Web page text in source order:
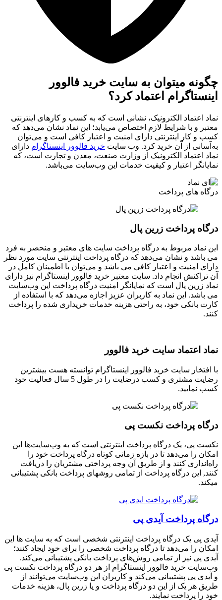
چگونه میتوان به سایت خرید فالوور
اینستاگرام اعتماد کرد؟
نماد اعتماد الکترونیک، نشانی است که به کسب و کارهای اینترنتی
معتبر و با شرایط لازم اختصاص می‌یابد؛ این نماد نشان می‌دهد که
کسب و کار اینترنتی دارای امنیت و اعتبار کافی است و می‌توان
به‌آسانی از آن خرید کرد. وب سایت خرید فالوور اینستاگرام دارای
نماد اعتماد الکترونیک از وزارت صنعت، معدن و تجارت است، که
نمایانگر اعتبار و کیفیت خدمات این وب‌سایت می‌باشد.
درگاه های پرداخت
درگاه پرداخت زرین پال
این نماد مربوط به درگاه‌ پرداخت سایت های معتبر و منحصر به فرد
می باشد و نشان می‌دهد که درگاه پرداخت اینترنتی سایت مورد نظر
دارای امنیت و اعتبار کافی می باشد و می‌توان با اطمینان کامل در
آن تراکنش انجام داد. سایت معتبر خرید فالوور اینستاگرام نیز دارای
نماد زرین پال است که نمایانگر امنیت درگاه پرداخت این وب‌سایت
می باشد. این نماد به کاربران عزیز اجازه می‌دهد که با استفاده از
کارت بانکی خود، به راحتی هزینه خدمات خریداری شده را پرداخت
کنند.
نماد اعتماد سایت خرید فالوور
با افتخار سایت خرید فالوور اینستاگرام توانسته هست بیشترین
رضایت مشتری و کسب درضایت را در طول 5 سال فعالیت خود
کسب نمایید.
درگاه پرداخت نکست پی
نکست پی، یک درگاه پرداخت اینترنتی است که به وب‌سایت‌ها این
امکان را می‌دهد تا در بازه زمانی کوتاه درگاه پرداخت خود را
راه‌اندازی کنند و از طریق آن وجه پرداختی مشتریان را دریافت
کنند, این درگاه پرداخت از تمامی روشهای پرداخت بانکی پشتیبانی
میکند.
درگاه پرداخت آیدی پی
آیدی پی یک درگاه پرداخت اینترنتی شخصی است که به سایت ها این
امکان را می‌دهد تا درگاه پرداخت شخصی را برای خود ایجاد کنند؛
آیدی پی نیز از تمامی روش‌های پرداخت بانکی پشتیبانی می‌کند.
وب‌سایت خرید فالوور اینستاگرام از هر دو درگاه پرداخت نکست پی
و آیدی پی پشتیبانی می‌کند و کاربران این وب‌سایت می‌توانند از
طریق هر یک از این دو درگاه پرداخت و یا زرین پال، هزینه خدمات
خود را پرداخت نمایند.